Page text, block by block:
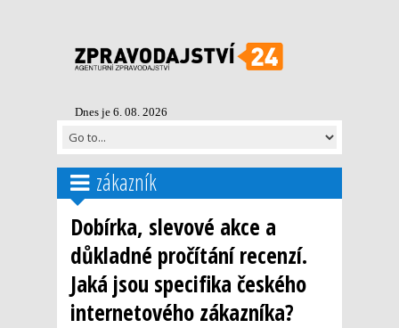
Dnes je 6. 08. 2026
zákazník
Dobírka, slevové akce a
důkladné pročítání recenzí.
Jaká jsou specifika českého
internetového zákazníka?